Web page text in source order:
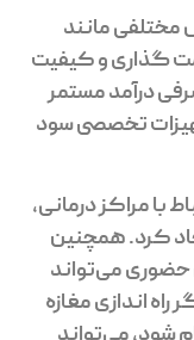
مختلفی مانند
گذاری و کیفیت
درآمد مستمر
تخصصی سود
با مراکز درمانی،
کرد. همچنین
حضوری می‌تواند
اندازی مغازه